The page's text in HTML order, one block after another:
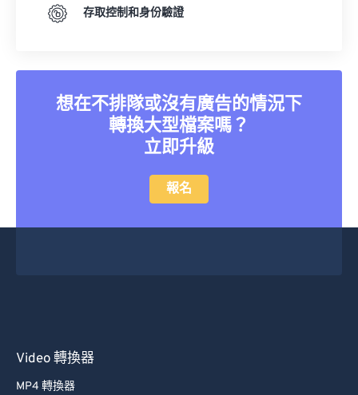
存取控制和身份驗證
想在不排隊或沒有廣告的情況下
轉換大型檔案嗎？
立即升級
報名
Video 轉換器
MP4 轉換器